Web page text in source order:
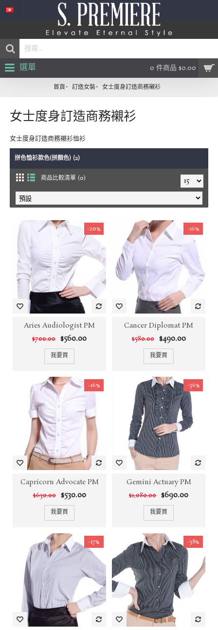
0 件商品 $0.00
選單
首頁 訂造女裝 女士度身訂造商務襯衫
女士度身訂造商務襯衫
女士度身訂造商務襯衫恤衫
拼色恤衫款色(拼顏色) (2)
商品比較清單 (0)
-20%
Aries Audiologist PM
$700.00 $560.00
我要買
-16%
Cancer Diplomat PM
$580.00 $490.00
我要買
-16%
Capricorn Advocate PM
$630.00 $530.00
我要買
-36%
Gemini Actuary PM
$1,080.00 $690.00
我要買
-17% -38%